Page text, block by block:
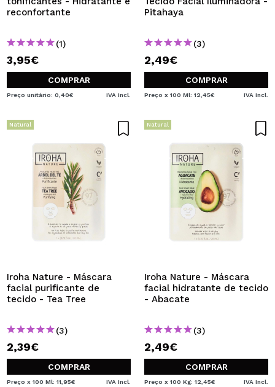
reconfortante
(1)
3,95€
COMPRAR
Preço unitário: 0,40€ IVA Incl.
Pitahaya
(3)
2,49€
COMPRAR
Preço x 100 Ml: 12,45€ IVA Incl.
Natural
Iroha Nature - Máscara
facial purificante de
tecido - Tea Tree
(3)
2,39€
COMPRAR
Preço x 100 Ml: 11,95€ IVA Incl.
Natural
Iroha Nature - Máscara
facial hidratante de tecido
- Abacate
(3)
2,49€
COMPRAR
Preço x 100 Kg: 12,45€ IVA Incl.